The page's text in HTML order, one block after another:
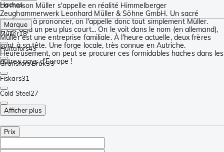
La maison Müller s'appelle en réalité Himmelberger
Zeughammerwerk Leonhard Müller & Söhne GmbH. Un sacré
challenge à prononcer, on l'appelle donc tout simplement Müller.
C'est déjà un peu plus court... On le voit dans le nom (en allemand),
Müller est une entreprise familiale. À l'heure actuelle, deux frères
sont à sa tête. Une forge locale, très connue en Autriche.
Heureusement, on peut se procurer ces formidables haches dans les
autres pays d'Europe !
Haches
Marque
Müller18
Hultafors43
Gränsfors Bruk33
Fiskars31
Cold Steel27
Afficher plus
Prix